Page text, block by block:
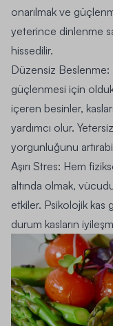
onarılmak ve
yeterince dinlenme
hissedilir.
Düzensiz Beslenme:
güçlenmesi için
içeren besinler,
yardımcı olur.
yorgunluğunu
Aşırı Stres: Hem
altında olmak,
etkiler. Psikolojik kas
durum kasların